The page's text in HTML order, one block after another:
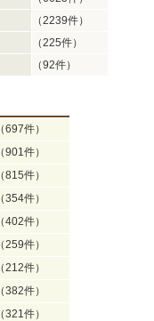
（2239件）
（225件）
（92件）
（697件）
（901件）
（815件）
（354件）
（402件）
（259件）
（212件）
（382件）
（321件）